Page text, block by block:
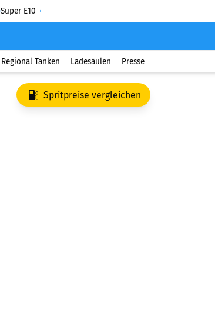
Super E10
Regional Tanken Ladesäulen Presse
Spritpreise vergleichen